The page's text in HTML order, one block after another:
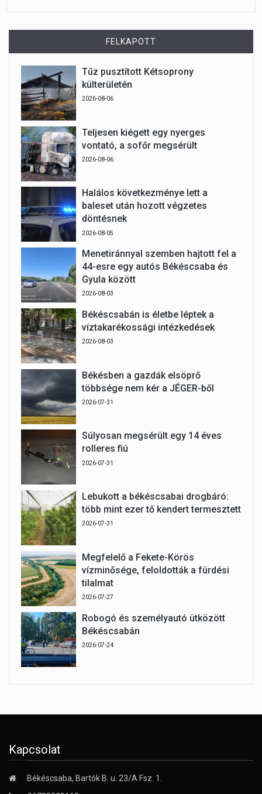
FELKAPOTT
Tűz pusztított Kétsoprony
külterületén
2026-08-06
Teljesen kiégett egy nyerges
vontató, a sofőr megsérült
2026-08-06
Halálos következménye lett a
baleset után hozott végzetes
döntésnek
2026-08-05
Menetiránnyal szemben hajtott fel a
44-esre egy autós Békéscsaba és
Gyula között
2026-08-03
Békéscsabán is életbe léptek a
víztakarékossági intézkedések
2026-08-03
Békésben a gazdák elsöprő
többsége nem kér a JÉGER-ből
2026-07-31
Súlyosan megsérült egy 14 éves
rolleres fiú
2026-07-31
Lebukott a békéscsabai drogbáró:
több mint ezer tő kendert termesztett
2026-07-31
Megfelelő a Fekete-Körös
vízminősége, feloldották a fürdési
tilalmat
2026-07-27
Robogó és személyautó ütközött
Békéscsabán
2026-07-24
Kapcsolat
Békéscsaba, Bartók B. u. 23/A Fsz. 1.